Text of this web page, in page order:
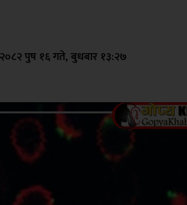
२०८२ पुष १६ गते, बुधबार १३:२७